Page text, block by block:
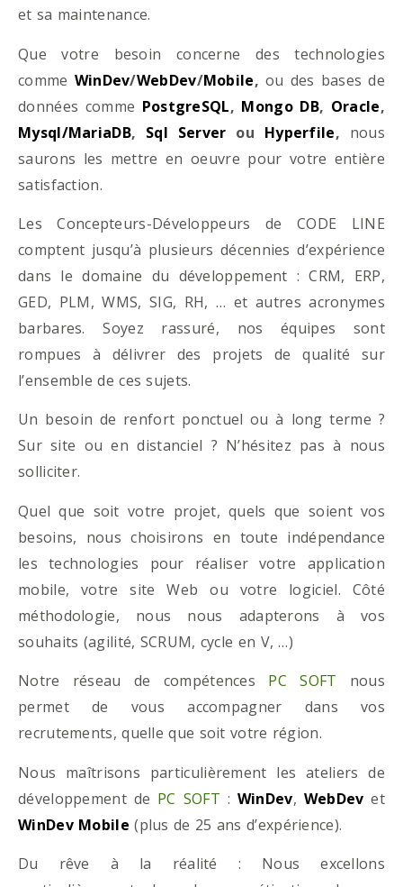
et sa maintenance.
Que votre besoin concerne des technologies
comme WinDev/WebDev/Mobile, ou des bases de
données comme PostgreSQL, Mongo DB, Oracle,
Mysql/MariaDB, Sql Server ou Hyperfile, nous
saurons les mettre en oeuvre pour votre entière
satisfaction.
Les Concepteurs-Développeurs de CODE LINE
comptent jusqu’à plusieurs décennies d’expérience
dans le domaine du développement : CRM, ERP,
GED, PLM, WMS, SIG, RH, … et autres acronymes
barbares. Soyez rassuré, nos équipes sont
rompues à délivrer des projets de qualité sur
l’ensemble de ces sujets.
Un besoin de renfort ponctuel ou à long terme ?
Sur site ou en distanciel ? N’hésitez pas à nous
solliciter.
Quel que soit votre projet, quels que soient vos
besoins, nous choisirons en toute indépendance
les technologies pour réaliser votre application
mobile, votre site Web ou votre logiciel. Côté
méthodologie, nous nous adapterons à vos
souhaits (agilité, SCRUM, cycle en V, …)
Notre réseau de compétences PC SOFT nous
permet de vous accompagner dans vos
recrutements, quelle que soit votre région.
Nous maîtrisons particulièrement les ateliers de
développement de PC SOFT : WinDev, WebDev et
WinDev Mobile (plus de 25 ans d’expérience).
Du rêve à la réalité : Nous excellons